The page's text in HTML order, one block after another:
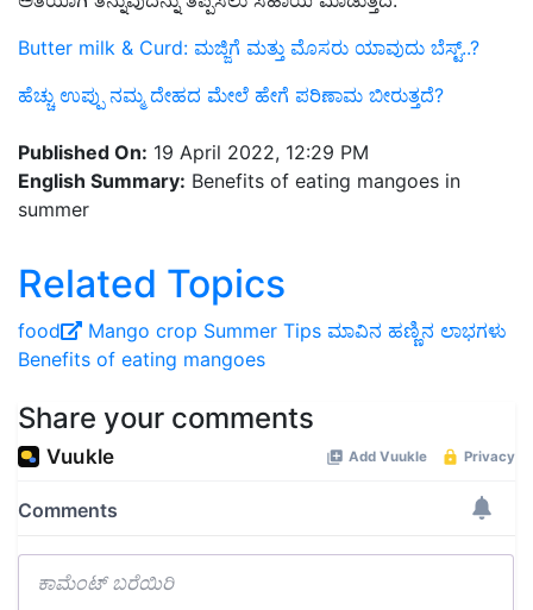
Butter milk ‍& Curd: ಮಜ್ಜಿಗೆ ಮತ್ತು ಮೊಸರು ಯಾವುದು ಬೆಸ್ಟ್‌..?
ಹೆಚ್ಚು ಉಪ್ಪು ನಮ್ಮ ದೇಹದ ಮೇಲೆ ಹೇಗೆ ಪರಿಣಾಮ ಬೀರುತ್ತದೆ?
Published On: 19 April 2022, 12:29 PM
English Summary: Benefits of eating mangoes in
summer
Related Topics
food Mango crop Summer Tips ಮಾವಿನ ಹಣ್ಣಿನ ಲಾಭಗಳು
Benefits of eating mangoes
Share your comments